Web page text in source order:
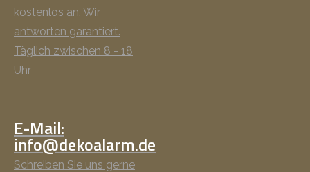
kostenlos an. Wir
antworten garantiert.
Täglich zwischen 8 - 18
Uhr
E-Mail:
info@dekoalarm.de
Schreiben Sie uns gerne